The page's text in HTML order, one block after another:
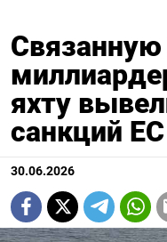
Связанную
яхту
санкций ЕС
30.06.2026